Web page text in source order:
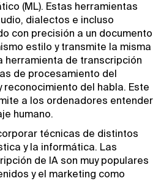
(ML). Estas herramientas
dialectos e incluso
con precisión a un documento
estilo y transmite la misma
herramienta de transcripción
de procesamiento del
reconocimiento del habla. Este
a los ordenadores entender
humano.
técnicas de distintos
y la informática. Las
de IA son muy populares
y el marketing como